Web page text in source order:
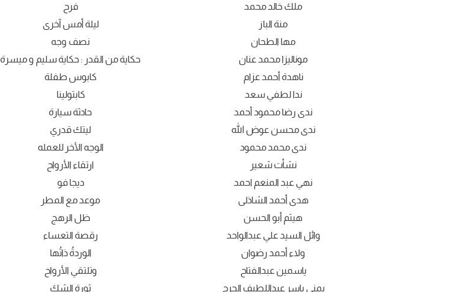
ملك خالد محمد
فرح
منة الباز
ليلة أمس آخرى
مها الطحان
نصف وجه
موناليزا محمد عنان
حكاية من القدر : حكاية سليم و ميسرة
ناهدة أحمد عزام
كابوس طفلة
ندا لطفي سعد
كابتولينا
ندى رضا محمود أحمد
حادثة سيارة
ندى محسن عوض الله
ليتك قدري
ندى محمد محمود
الوجه الأخر للعمله
نشأت شعير
ارتقاء الأرواح
نهي عبد المنعم احمد
ديجا فو
هدى أحمد الشاذلى
موعد مع المطر
هيثم أبو الحسن
ظل الرهج
وائل السيد علي عبدالواحد
رقصة التعساء
ولاء أحمد رضوان
الوردةُ ذاتُها
ياسمين عبدالفتاح
وتلتقي الأرواح
يمنى ياسر عبداللطيف الجرج
ثورة الشك